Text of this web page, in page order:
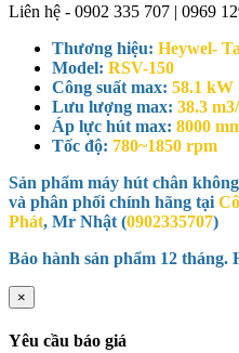
Liên hệ - 0902 335 707 | 0969
Thương hiệu: Heywel-
Model: RSV-150
Công suất max: 58.1 kW
Lưu lượng max: 38.3
Áp lực hút max: 8000
Tốc độ: 780~1850 rpm
Sản phẩm máy hút chân
và phân phối chính hãng tại
Phát, Mr Nhật (0902335707)
Bảo hành sản phẩm 12 tháng.
×
Yêu cầu báo giá